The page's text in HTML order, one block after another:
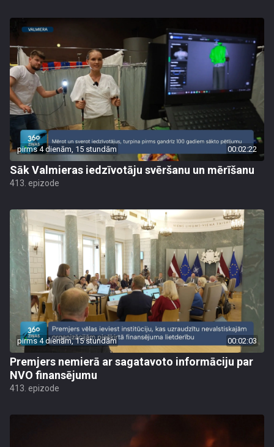
pirms 4 dienām, 15 stundām 00:02:22
Sāk Valmieras iedzīvotāju svēršanu un mērīšanu
413. epizode
pirms 4 dienām, 15 stundām 00:02:03
Premjers nemierā ar sagatavoto informāciju par
NVO finansējumu
413. epizode